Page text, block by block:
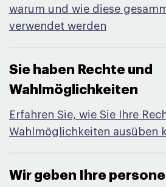
warum und wie diese
verwendet werden
Sie haben Rechte und
Wahlmöglichkeiten​
Erfahren Sie, wie Sie Ihre
Wahlmöglichkeiten ausüben
Wir geben Ihre